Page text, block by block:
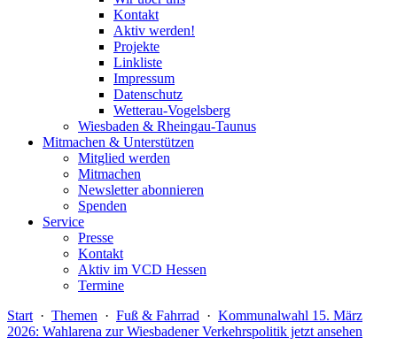
Kontakt
Aktiv werden!
Projekte
Linkliste
Impressum
Datenschutz
Wetterau-Vogelsberg
Wiesbaden & Rheingau-Taunus
Mitmachen & Unterstützen
Mitglied werden
Mitmachen
Newsletter abonnieren
Spenden
Service
Presse
Kontakt
Aktiv im VCD Hessen
Termine
Start · Themen · Fuß & Fahrrad · Kommunalwahl 15. März
2026: Wahlarena zur Wiesbadener Verkehrspolitik jetzt ansehen